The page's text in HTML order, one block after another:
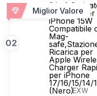
Miglior Valore
02
3 in 1
Wireless per
iPhone 15W
Compatibile
Mag-
Ricarica per
Apple
Charger
per iPhone
17/16/15/14/
(Nero)EXW